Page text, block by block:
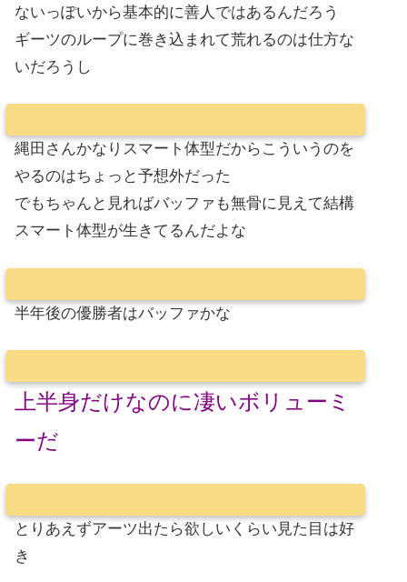
ないっぽいから基本的に善人ではあるんだろう
ギーツのループに巻き込まれて荒れるのは仕方な
いだろうし
縄田さんかなりスマート体型だからこういうのを
やるのはちょっと予想外だった
でもちゃんと見ればバッファも無骨に見えて結構
スマート体型が生きてるんだよな
半年後の優勝者はバッファかな
上半身だけなのに凄いボリューミ
ーだ
とりあえずアーツ出たら欲しいくらい見た目は好
き